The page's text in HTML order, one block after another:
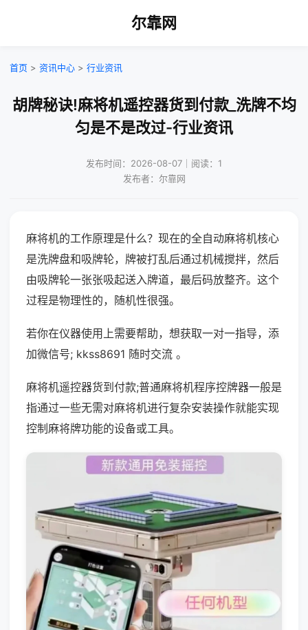
尔靠网
首页 > 资讯中心 > 行业资讯
胡牌秘诀!麻将机遥控器货到付款_洗牌不均
匀是不是改过-行业资讯
发布时间：2026-08-07｜阅读：1
发布者：尔靠网
麻将机的工作原理是什么？现在的全自动麻将机核心
是洗牌盘和吸牌轮，牌被打乱后通过机械搅拌，然后
由吸牌轮一张张吸起送入牌道，最后码放整齐。这个
过程是物理性的，随机性很强。
若你在仪器使用上需要帮助，想获取一对一指导，添
加微信号; kkss8691 随时交流 。
麻将机遥控器货到付款;普通麻将机程序控牌器一般是
指通过一些无需对麻将机进行复杂安装操作就能实现
控制麻将牌功能的设备或工具。